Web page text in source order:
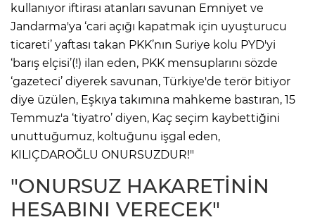
kullanıyor iftirası atanları savunan Emniyet ve
Jandarma'ya ‘cari açığı kapatmak için uyuşturucu
ticareti’ yaftası takan PKK’nın Suriye kolu PYD'yi
‘barış elçisi’(!) ilan eden, PKK mensuplarını sözde
‘gazeteci’ diyerek savunan, Türkiye'de terör bitiyor
diye üzülen, Eşkıya takımına mahkeme bastıran, 15
Temmuz'a ‘tiyatro’ diyen, Kaç seçim kaybettiğini
unuttuğumuz, koltuğunu işgal eden,
KILIÇDAROĞLU ONURSUZDUR!"
"ONURSUZ HAKARETİNİN
HESABINI VERECEK"